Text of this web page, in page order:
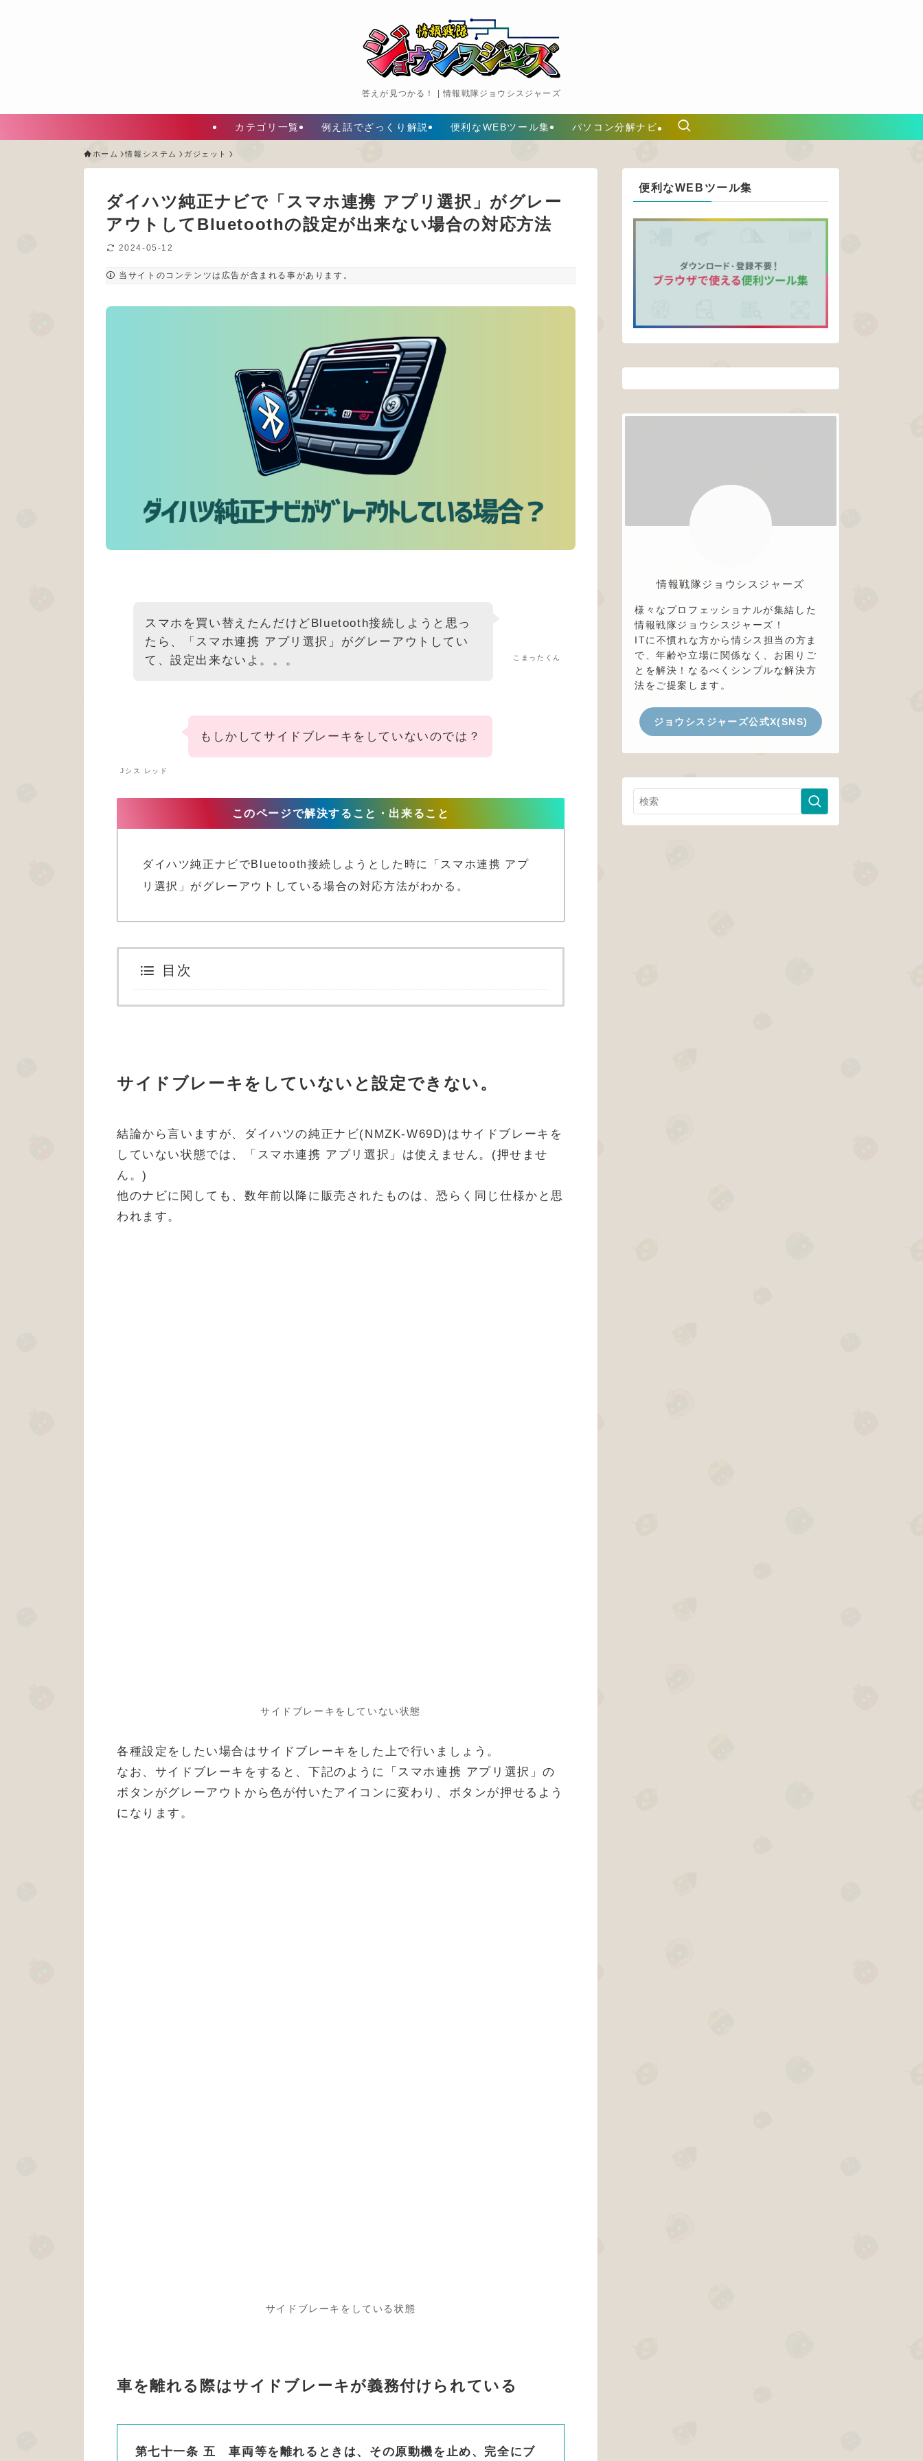
答えが見つかる！ | 情報戦隊ジョウシスジャーズ
カテゴリ一覧 例え話でざっくり解説 便利なWEBツール集 パソコン分解ナビ
ホーム 情報システム ガジェット
ダイハツ純正ナビで「スマホ連携 アプリ選択」がグレー
アウトしてBluetoothの設定が出来ない場合の対応方法
2024-05-12
当サイトのコンテンツは広告が含まれる事があります。
こまったくん
スマホを買い替えたんだけどBluetooth接続しようと思っ
たら、「スマホ連携 アプリ選択」がグレーアウトしてい
て、設定出来ないよ。。。
Jシス レッド
もしかしてサイドブレーキをしていないのでは？
このページで解決すること・出来ること
ダイハツ純正ナビでBluetooth接続しようとした時に「スマホ連携 アプ
目次
サイドブレーキをしていないと設定できない。
結論から言いますが、ダイハツの純正ナビ(NMZK-W69D)はサイドブレーキを
していない状態では、「スマホ連携 アプリ選択」は使えません。(押せませ
ん。)
他のナビに関しても、数年前以降に販売されたものは、恐らく同じ仕様かと思
われます。
サイドブレーキをしていない状態
各種設定をしたい場合はサイドブレーキをした上で行いましょう。
なお、サイドブレーキをすると、下記のように「スマホ連携 アプリ選択」の
ボタンがグレーアウトから色が付いたアイコンに変わり、ボタンが押せるよう
になります。
サイドブレーキをしている状態
車を離れる際はサイドブレーキが義務付けられている
第七十一条 五 車両等を離れるときは、その原動機を止め、完全にブ
便利なWEBツール集
情報戦隊ジョウシスジャーズ
様々なプロフェッショナルが集結した
情報戦隊ジョウシスジャーズ！
ITに不慣れな方から情シス担当の方ま
で、年齢や立場に関係なく、お困りご
とを解決！なるべくシンプルな解決方
法をご提案します。
ジョウシスジャーズ公式X(SNS)